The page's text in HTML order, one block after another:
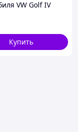
VW Golf IV
Купить